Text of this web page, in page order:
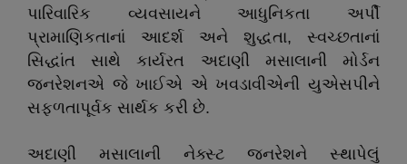
પારિવારિક વ્યવસાયને આધુનિકતા અર્પી
પ્રામાણિકતાનાં આદર્શ અને શુદ્ધતા, સ્વચ્છતાનાં
સિદ્ધાંત સાથે કાર્યરત અદાણી મસાલાની મોર્ડન
જનરેશનએ જે ખાઈએ એ ખવડાવીએની યુએસપીને
સફળતાપૂર્વક સાર્થક કરી છે.
અદાણી મસાલાની નેક્સ્ટ જનરેશને સ્થાપેલું